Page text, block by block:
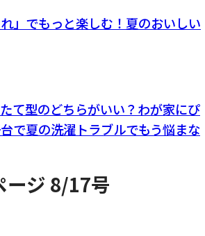
れ」でもっと楽しむ！夏のおいしい
て型のどちらがいい？わが家にぴ
で夏の洗濯トラブルでもう悩まな
ージ 8/17号